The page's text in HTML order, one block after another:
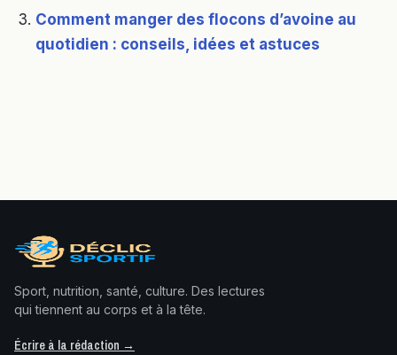
Comment manger des flocons d’avoine au
quotidien : conseils, idées et astuces
Sport, nutrition, santé, culture. Des lectures
qui tiennent au corps et à la tête.
Écrire à la rédaction →